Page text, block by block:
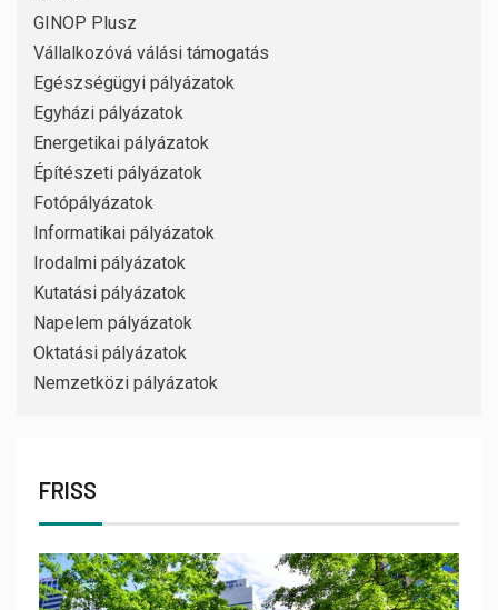
GINOP Plusz
Vállalkozóvá válási támogatás
Egészségügyi pályázatok
Egyházi pályázatok
Energetikai pályázatok
Építészeti pályázatok
Fotópályázatok
Informatikai pályázatok
Irodalmi pályázatok
Kutatási pályázatok
Napelem pályázatok
Oktatási pályázatok
Nemzetközi pályázatok
FRISS